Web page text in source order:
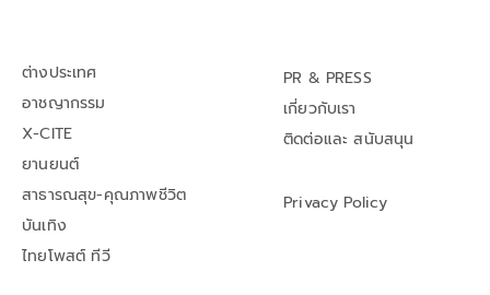
ต่างประเทศ
อาชญากรรม
X-CITE
ยานยนต์
สาธารณสุข-คุณภาพชีวิต
บันเทิง
ไทยโพสต์ ทีวี
PR & PRESS
เกี่ยวกับเรา
ติดต่อและ สนับสนุน
Privacy Policy